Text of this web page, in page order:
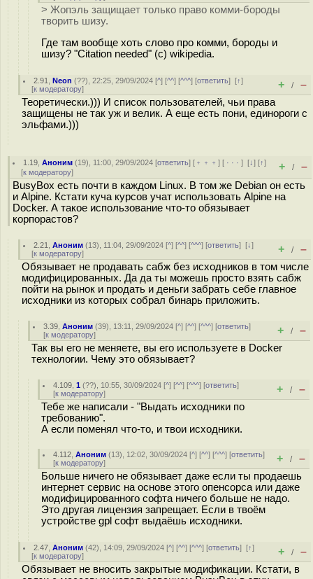
> Жопэль защищает только право комми-бороды
творить шизу.
Где там вообще хоть слово про комми, бороды и
шизу? "Citation needed" (c) wikipedia.
2.91 ,Neon (??), 22:25, 29/09/2024 [^] [^^] [^^^] [ответить][↑]
[к модератору] + / –
Теоретически.))) И список пользователей, чьи права
защищены не так уж и велик. А еще есть пони, единороги с
эльфами.)))
1.19 ,Аноним (19), 11:00, 29/09/2024 [ответить] [ ﹢﹢﹢] [ · · ·][↓] [↑]
[к модератору] + / –
BusyBox есть почти в каждом Linux. В том же Debian он есть
и Alpine. Кстати куча курсов учат использовать Alpine на
Docker. А такое использование что-то обязывает
корпорастов?
2.21 ,Аноним (13), 11:04, 29/09/2024 [^] [^^] [^^^] [ответить][↓]
[к модератору] + / –
Обязывает не продавать сабж без исходников в том числе
модифицированных. Да да ты можешь просто взять сабж
пойти на рынок и продать и деньги забрать себе главное
исходники из которых собрал бинарь приложить.
3.39 ,Аноним (39), 13:11, 29/09/2024 [^] [^^] [^^^] [ответить]
[к модератору] + / –
Так вы его не меняете, вы его используете в Docker
технологии. Чему это обязывает?
4.109 ,1 (??), 10:55, 30/09/2024 [^] [^^] [^^^] [ответить]
[к модератору] + / –
Тебе же написали - "Выдать исходники по
требованию".
А если поменял что-то, и твои исходники.
4.112 ,Аноним (13), 12:02, 30/09/2024 [^] [^^] [^^^] [ответить]
[к модератору] + / –
Больше ничего не обязывает даже если ты продаешь
интернет сервис на основе этого опенсорса или даже
модифицированного софта ничего больше не надо.
Это другая лицензия запрещает. Если в твоём
устройстве gpl софт выдаёшь исходники.
2.47 ,Аноним (42), 14:09, 29/09/2024 [^] [^^] [^^^] [ответить][↑]
[к модератору] + / –
Обязывает не вносить закрытые модификации. Кстати, в